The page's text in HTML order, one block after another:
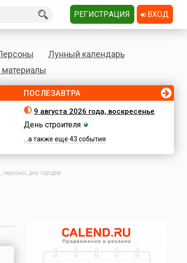
Лунный календарь
ПОСЛЕЗАВТРА
9 августа 2026 года, воскресенье
День строителя
...а также еще 43 события
дни городов
РЕГИСТРАЦИЯ ВХОД